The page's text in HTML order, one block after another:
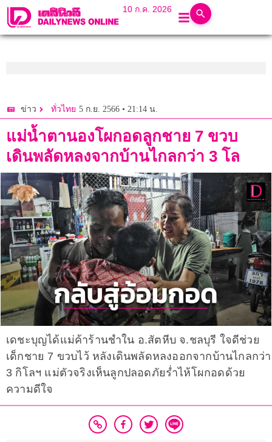
10 ก.ค. 2026
ข่าว ทั่วไทย 5 ก.ย. 2566 • 21:14 น.
แม่น้ำตานองโผกอดลูกชาย 7 ขวบ
เดินพลัดหลงจากบ้านไกลกว่า 3 โล
เดชะบุญได้แม่ค้าร้านชำใน อ.สัตหีบ จ.ชลบุรี ใจดีช่วย
เด็กชาย 7 ขวบไว้ หลังเดินพลัดหลงออกจากบ้านไกลกว่า
3 กิโลฯ แม่ตัวจริงเห็นลูกปลอดภัยร่ำไห้โผกอดด้วย
ความดีใจ